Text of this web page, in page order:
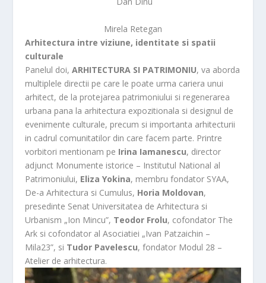
Mirela Retegan
Arhitectura intre viziune, identitate si spatii
culturale
Panelul doi,ARHITECTURA SI PATRIMONIU, va aborda
multiplele directii pe care le poate urma cariera unui
arhitect, de la protejarea patrimoniului si regenerarea
urbana pana la arhitectura expozitionala si designul de
evenimente culturale, precum si importanta arhitecturii
in cadrul comunitatilor din care facem parte. Printre
vorbitori mentionam pe Irina Iamanescu, director
adjunct Monumente istorice – Institutul National al
Patrimoniului, Eliza Yokina, membru fondator SYAA,
De-a Arhitectura si Cumulus, Horia Moldovan,
presedinte Senat Universitatea de Arhitectura si
Urbanism „Ion Mincu”, Teodor Frolu, cofondator The
Ark si cofondator al Asociatiei „Ivan Patzaichin –
Mila23”, si Tudor Pavelescu, fondator Modul 28 –
Atelier de arhitectura.